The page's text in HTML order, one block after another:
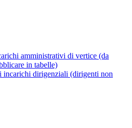
amministrativi di vertice (da
in tabelle)
incarichi dirigenziali (dirigenti non